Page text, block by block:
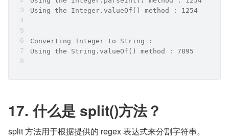
Using the Integer.valueOf() method : 1254
Converting Integer to String :
Using the String.valueOf() method : 7895
17. 什么是 split()方法？
split 方法用于根据提供的 regex 表达式来分割字符串。